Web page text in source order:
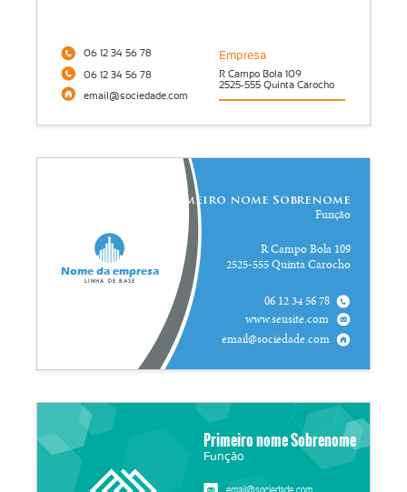
R Campo Bola 109
2525-555 Quinta Carocho
Empresa
06 12 34 56 78
06 12 34 56 78
email@sociedade.com
Função
Primeiro nome Sobrenome
06 12 34 56 78
www.seusite.com
email@sociedade.com
R Campo Bola 109
2525-555 Quinta Carocho
Nome da empresa
Linha de base
Função
Primeiro nome Sobrenome